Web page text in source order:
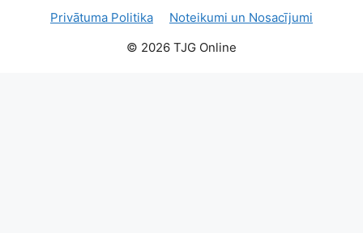
Privātuma Politika
Noteikumi un Nosacījumi
© 2026 TJG Online